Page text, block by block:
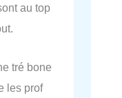
au top
tré bone
les prof